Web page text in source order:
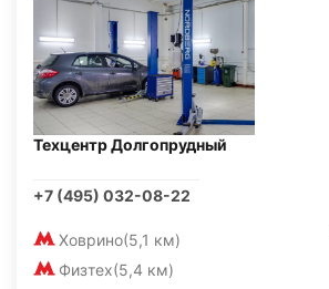
Техцентр Долгопрудный
+7 (495) 032-08-22
Ховрино(5,1 км)
Физтех(5,4 км)